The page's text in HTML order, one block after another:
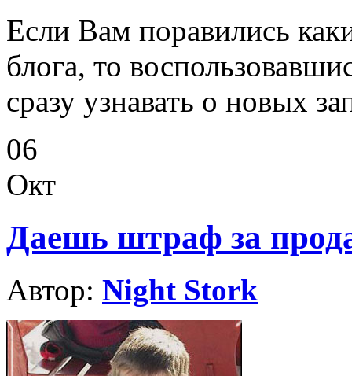
Если Вам поравились
блога, то
сразу узнавать о новых
06
Окт
Даешь штраф за
Автор: Night Stork